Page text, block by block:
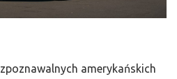
amerykańskich